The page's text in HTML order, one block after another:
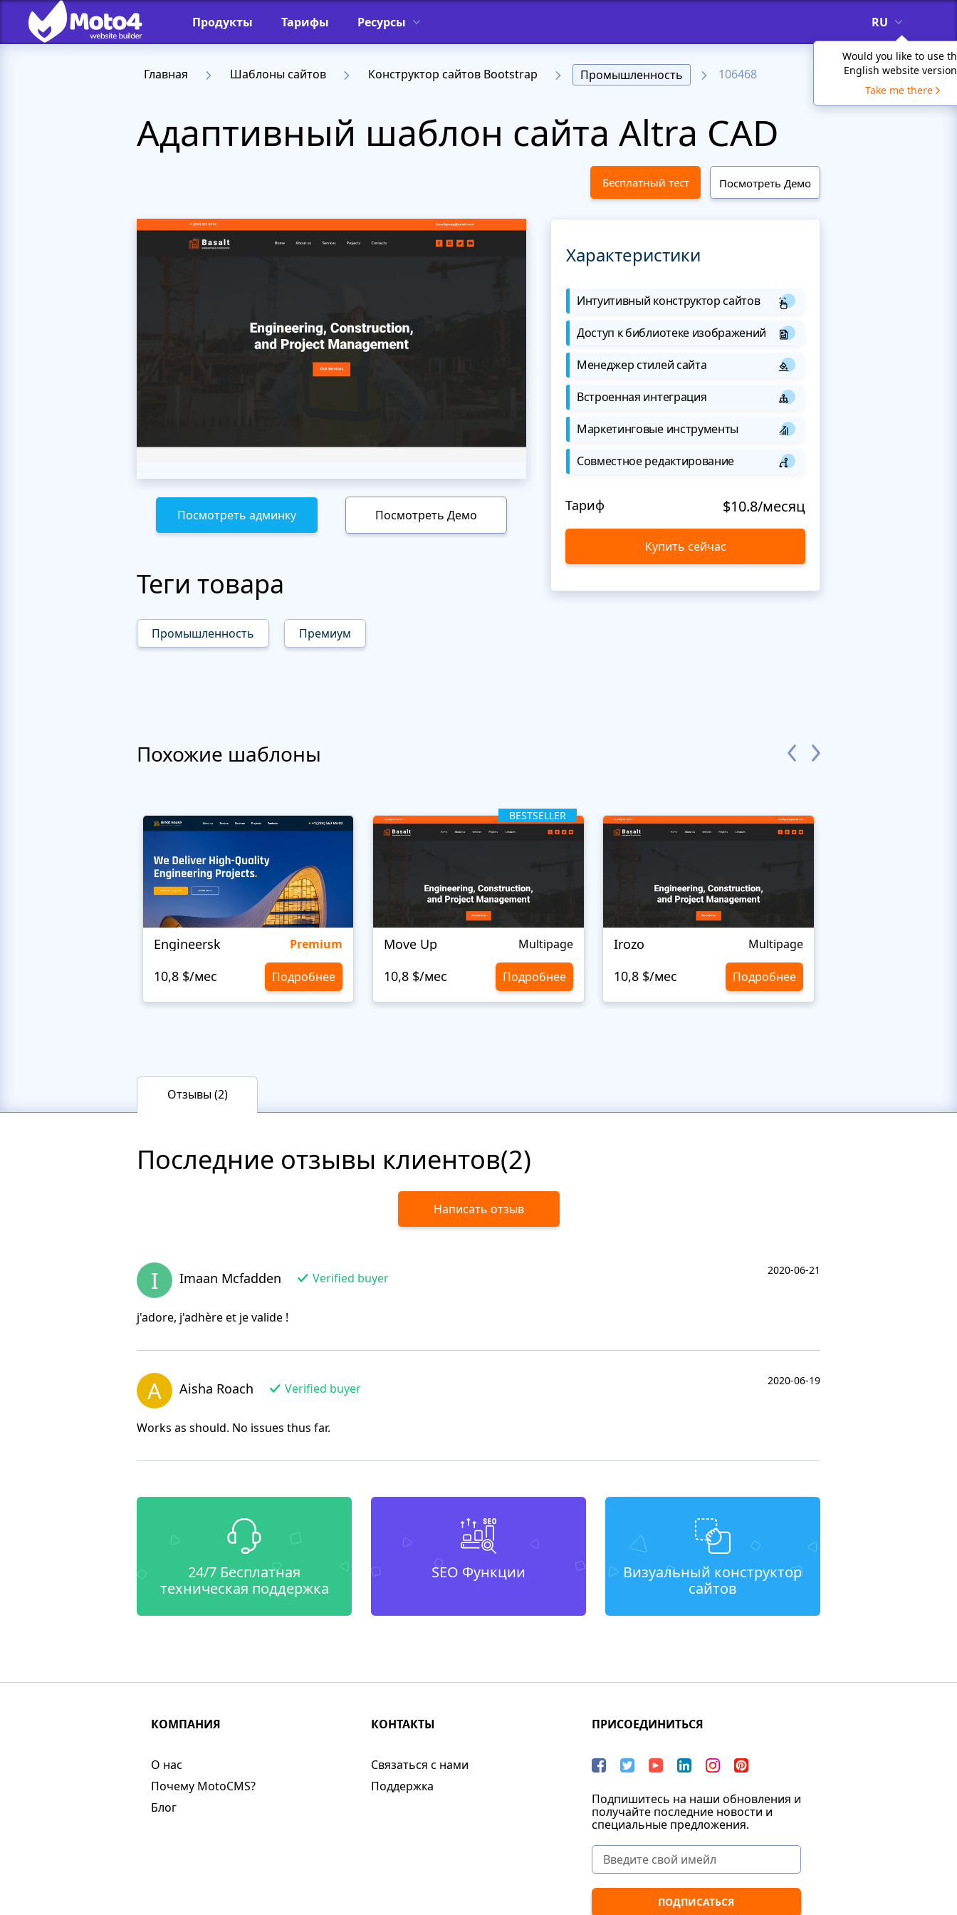
Продукты Тарифы Ресурсы RU
Would you like to use
English website
Take me there
Главная Шаблоны сайтов Конструктор сайтов Bootstrap Промышленность 106468
Адаптивный шаблон сайта Altra CAD
Бесплатный тест Посмотреть Демо
Посмотреть админку Посмотреть Демо
Теги товара
Промышленность Премиум
Характеристики
Интуитивный конструктор сайтов
Доступ к библиотеке изображений
Менеджер стилей сайта
Встроенная интеграция
Маркетинговые инструменты
Совместное редактирование
Тариф $10.8/месяц
Купить сейчас
Похожие шаблоны
Engineersk Premium
10,8 $/мес Подробнее
BESTSELLER
Move Up Multipage
10,8 $/мес Подробнее
Irozo Multipage
10,8 $/мес Подробнее
Отзывы (2)
Последние отзывы клиентов(2)
Написать отзыв
I Imaan Mcfadden Verified buyer
2020-06-21
j'adore, j'adhère et je valide !
A Aisha Roach Verified buyer
2020-06-19
Works as should. No issues thus far.
24/7 Бесплатная
техническая поддержка
SEO Функции
Визуальный конструктор
сайтов
КОМПАНИЯ
О нас​
Почему MotoCMS?
Блог
КОНТАКТЫ
Связаться с нами
Поддержка
ПРИСОЕДИНИТЬСЯ
Подпишитесь на наши обновления и
получайте последние новости и
специальные предложения.